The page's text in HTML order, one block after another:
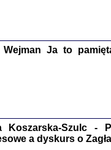
Bańkowska
2022
Bańkowska, wstęp
Ja to
Koszarska-Szulc -
a dyskurs o